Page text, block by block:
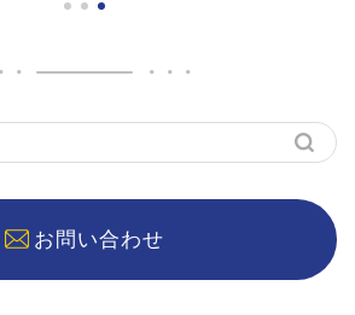
お問い合わせ